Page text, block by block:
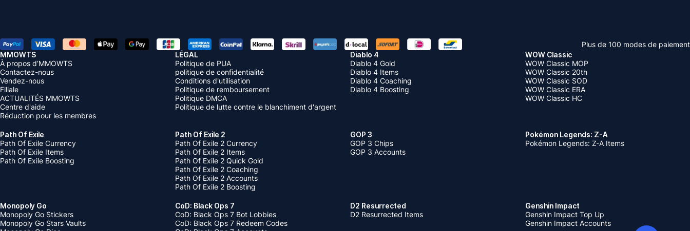
Plus de 100 modes de paiement
MMOWTS
À propos d’MMOWTS
Contactez-nous
Vendez-nous
Filiale
ACTUALITÉS MMOWTS
Centre d'aide
Réduction pour les membres
LÉGAL
Politique de PUA
politique de confidentialité
Conditions d'utilisation
Politique de remboursement
Politique DMCA
Politique de lutte contre le blanchiment d'argent
Diablo 4
Diablo 4 Gold
Diablo 4 Items
Diablo 4 Coaching
Diablo 4 Boosting
WOW Classic
WOW Classic MOP
WOW Classic 20th
WOW Classic SOD
WOW Classic ERA
WOW Classic HC
Path Of Exile
Path Of Exile Currency
Path Of Exile Items
Path Of Exile Boosting
Path Of Exile 2
Path Of Exile 2 Currency
Path Of Exile 2 Items
Path Of Exile 2 Quick Gold
Path Of Exile 2 Coaching
Path Of Exile 2 Accounts
Path Of Exile 2 Boosting
GOP 3
GOP 3 Chips
GOP 3 Accounts
Pokémon Legends: Z-A
Pokémon Legends: Z-A Items
Monopoly Go
Monopoly Go Stickers
Monopoly Go Stars Vaults
CoD: Black Ops 7
CoD: Black Ops 7 Bot Lobbies
CoD: Black Ops 7 Redeem Codes
D2 Resurrected
D2 Resurrected Items
Genshin Impact
Genshin Impact Top Up
Genshin Impact Accounts